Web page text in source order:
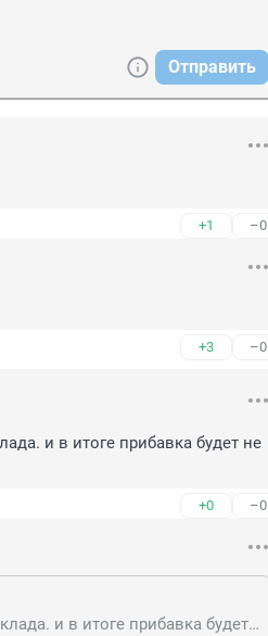
Отправить
+1 –0
+3 –0
и в итоге прибавка будет не
+0 –0
ну зп бюджетника состоит совсем не только из оклада. и в итоге прибавка будет не 700 р, а раза в 4 больше.